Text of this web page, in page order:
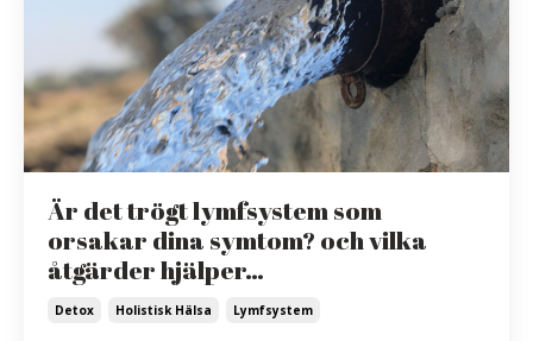
Är det trögt lymfsystem som
orsakar dina symtom? och vilka
åtgärder hjälper…
Detox Holistisk Hälsa Lymfsystem